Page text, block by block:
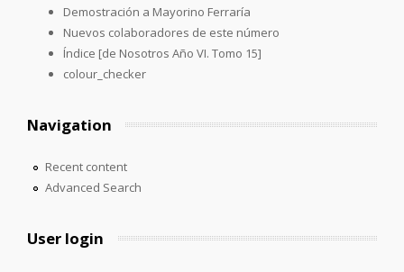
Demostración a Mayorino Ferraría
Nuevos colaboradores de este número
Índice [de Nosotros Año VI. Tomo 15]
colour_checker
Navigation
Recent content
Advanced Search
User login